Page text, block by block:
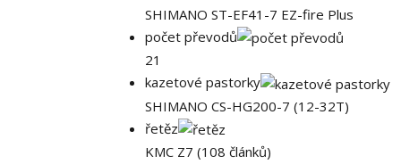
SHIMANO ST-EF41-7 EZ-fire Plus
počet převodů
21
kazetové pastorky
SHIMANO CS-HG200-7 (12-32T)
řetěz
KMC Z7 (108 článků)